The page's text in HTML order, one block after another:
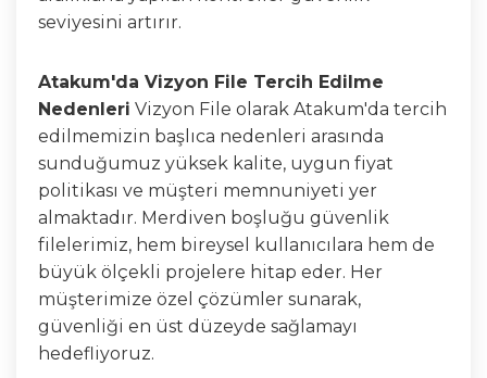
seviyesini artırır.
Atakum'da Vizyon File Tercih Edilme
Nedenleri Vizyon File olarak Atakum'da tercih
edilmemizin başlıca nedenleri arasında
sunduğumuz yüksek kalite, uygun fiyat
politikası ve müşteri memnuniyeti yer
almaktadır. Merdiven boşluğu güvenlik
filelerimiz, hem bireysel kullanıcılara hem de
büyük ölçekli projelere hitap eder. Her
müşterimize özel çözümler sunarak,
güvenliği en üst düzeyde sağlamayı
hedefliyoruz.